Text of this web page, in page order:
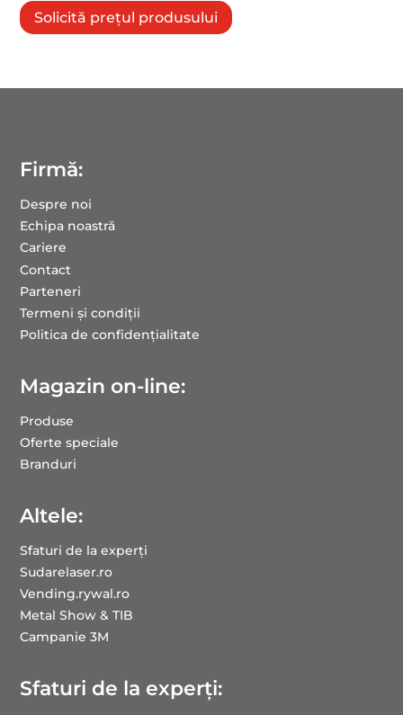
Solicită prețul produsului
Firmă:
Despre noi
Echipa noastră
Cariere
Contact
Parteneri
Termeni și condiții
Politica de confidențialitate
Magazin on-line:
Produse
Oferte speciale
Branduri
Altele:
Sfaturi de la experți
Sudarelaser.ro
Vending.rywal.ro
Metal Show & TIB
Campanie 3M
Sfaturi de la experți: